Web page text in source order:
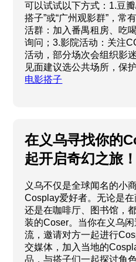
可以试试以下方式：1.豆
搭子”或“广州观影群”，常
活群：加入番禺租房、吃
询问；3.影院活动：关注
活动，部分场次会组织影
见面建议选公共场所，保
电影搭子
在义乌寻找你的
起开启奇幻之旅！
义乌不仅是全球闻名的小
Cosplay爱好者。无论是在
还是在咖啡厅、图书馆，
装的Coser。当你在义乌
流，邀请对方一起进行
交媒体，加入当地的
品，与搭子们一起探讨角